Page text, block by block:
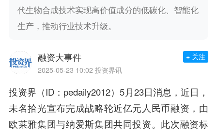
代生物合成技术实现高价值成分的低碳化、智能化
生产，推动行业技术升级。
融资大事件
2025-05-23 10:02 投资界讯
+ 关注
投资界（ID：pedaily2012）5月23日消息，近日，
未名拾光宣布完成战略轮近亿元人民币融资 ，由
欧莱雅集团与纳爱斯集团共同投资。此次融资标